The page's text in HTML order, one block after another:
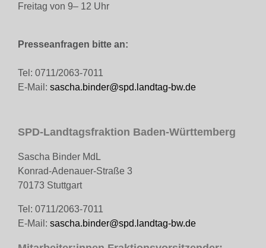
Freitag von 9– 12 Uhr
Presseanfragen bitte an:
Tel: 0711/2063-7011
E-Mail: sascha.binder@spd.landtag-bw.de
SPD-Landtagsfraktion Baden-Württemberg
Sascha Binder MdL
Konrad-Adenauer-Straße 3
70173 Stuttgart
Tel: 0711/2063-7011
E-Mail: sascha.binder@spd.landtag-bw.de